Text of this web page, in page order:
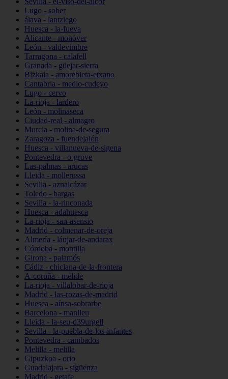
Lugo - sober
álava - lantziego
Huesca - la-fueva
Alicante - monòver
León - valdevimbre
Tarragona - calafell
Granada - güejar-sierra
Bizkaia - amorebieta-etxano
Cantabria - medio-cudeyo
Lugo - cervo
La-rioja - lardero
León - molinaseca
Ciudad-real - almagro
Murcia - molina-de-segura
Zaragoza - fuendejalón
Huesca - villanueva-de-sigena
Pontevedra - o-grove
Las-palmas - arucas
Lleida - mollerussa
Sevilla - aznalcázar
Toledo - bargas
Sevilla - la-rinconada
Huesca - adahuesca
La-rioja - san-asensio
Madrid - colmenar-de-oreja
Almería - láujar-de-andarax
Córdoba - montilla
Girona - palamós
Cádiz - chiclana-de-la-frontera
A-coruña - melide
La-rioja - villalobar-de-rioja
Madrid - las-rozas-de-madrid
Huesca - aínsa-sobrarbe
Barcelona - manlleu
Lleida - la-seu-d39urgell
Sevilla - la-puebla-de-los-infantes
Pontevedra - cambados
Melilla - melilla
Gipuzkoa - orio
Guadalajara - sigüenza
Madrid - getafe